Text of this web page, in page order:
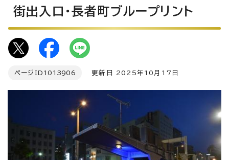
街出入口・長者町ブループリント
ページID 1013906 更新日 2025年10月17日